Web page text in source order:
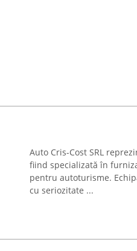
Auto Cris-Cost SRL
fiind specializată în
pentru autoturisme.
cu seriozitate ...